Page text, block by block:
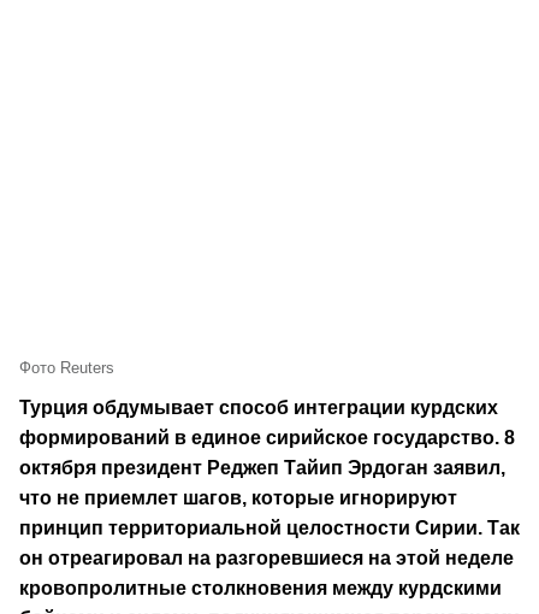
Фото Reuters
Турция обдумывает способ интеграции курдских
формирований в единое сирийское государство. 8
октября президент Реджеп Тайип Эрдоган заявил,
что не приемлет шагов, которые игнорируют
принцип территориальной целостности Сирии. Так
он отреагировал на разгоревшиеся на этой неделе
кровопролитные столкновения между курдскими